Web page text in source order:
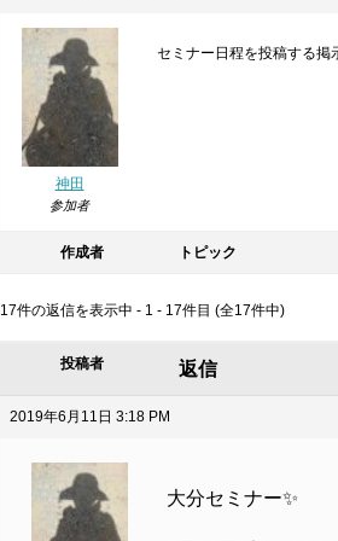
神田
参加者
セミナー日程を投稿する掲
作成者 トピック
17件の返信を表示中 - 1 - 17件目 (全17件中)
投稿者 返信
2019年6月11日 3:18 PM
大分セミナー✨